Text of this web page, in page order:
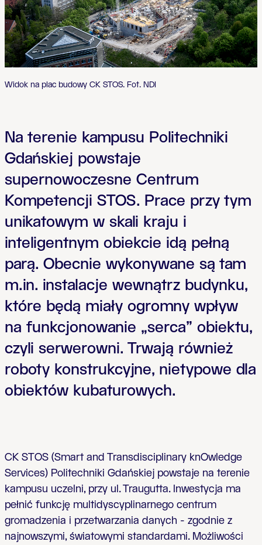
Widok na plac budowy CK STOS. Fot. NDI
Na terenie kampusu Politechniki
Gdańskiej powstaje
supernowoczesne Centrum
Kompetencji STOS. Prace przy tym
unikatowym w skali kraju i
inteligentnym obiekcie idą pełną
parą. Obecnie wykonywane są tam
m.in. instalacje wewnątrz budynku,
które będą miały ogromny wpływ
na funkcjonowanie „serca” obiektu,
czyli serwerowni. Trwają również
roboty konstrukcyjne, nietypowe dla
obiektów kubaturowych.
CK STOS (Smart and Transdisciplinary knOwledge
Services) Politechniki Gdańskiej powstaje na terenie
kampusu uczelni, przy ul. Traugutta. Inwestycja ma
pełnić funkcję multidyscyplinarnego centrum
gromadzenia i przetwarzania danych - zgodnie z
najnowszymi, światowymi standardami. Możliwości